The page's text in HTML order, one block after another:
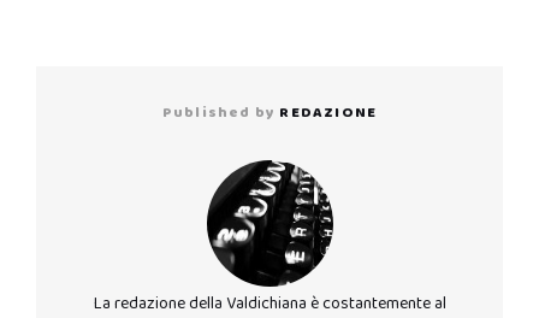
Published by REDAZIONE
La redazione della Valdichiana è costantemente al